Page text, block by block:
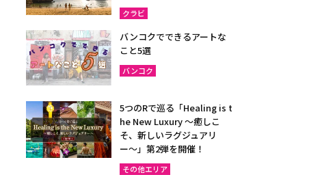
クラビ
バンコクでできるアートな
こと5選
バンコク
5つのRで巡る「Healing is t
he New Luxury ～癒しこ
そ、新しいラグジュアリ
ー〜」第2弾を開催！
その他エリア